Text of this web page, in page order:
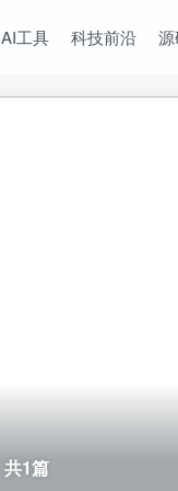
AI工具 科技前沿
共1篇